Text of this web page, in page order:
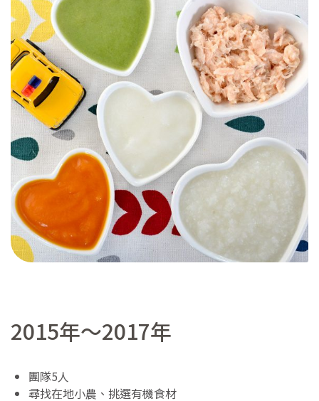
2015年～2017年
團隊5人
尋找在地小農、挑選有機食材